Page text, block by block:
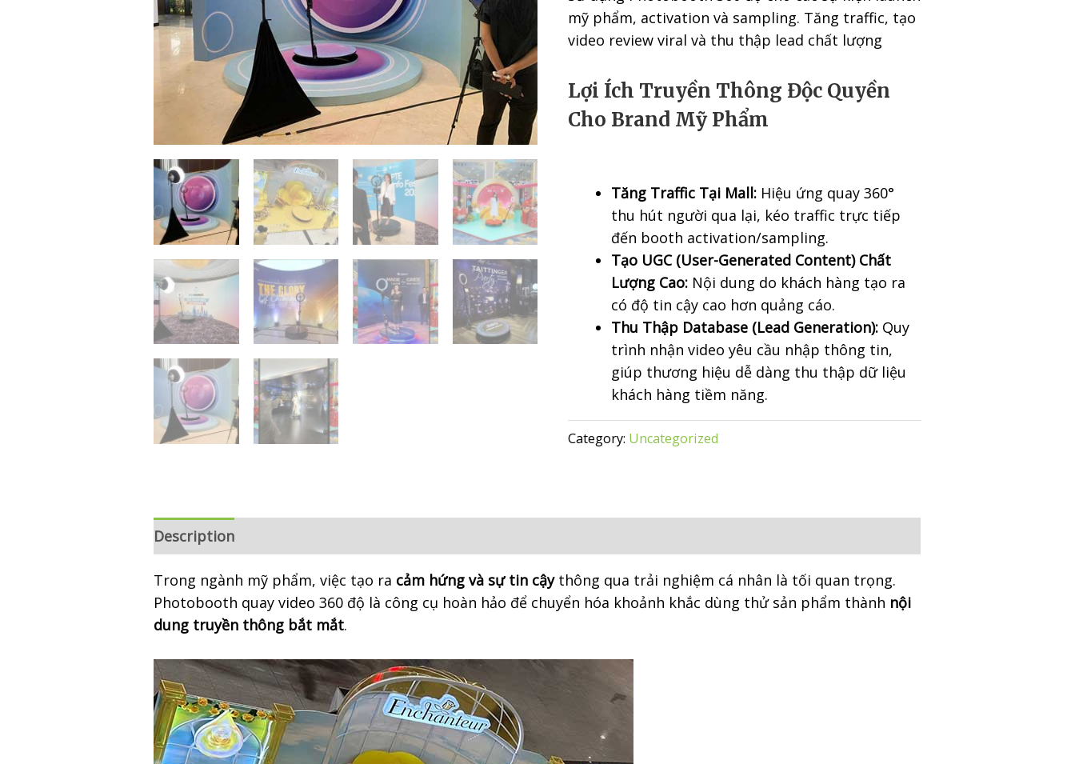
mỹ phẩm, activation và sampling. Tăng traffic, tạo
video review viral và thu thập lead chất lượng
Lợi Ích Truyền Thông Độc Quyền
Cho Brand Mỹ Phẩm
Tăng Traffic Tại Mall: Hiệu ứng quay 360°
thu hút người qua lại, kéo traffic trực tiếp
đến booth activation/sampling.
Tạo UGC (User-Generated Content) Chất
Lượng Cao: Nội dung do khách hàng tạo ra
có độ tin cậy cao hơn quảng cáo.
Thu Thập Database (Lead Generation): Quy
trình nhận video yêu cầu nhập thông tin,
giúp thương hiệu dễ dàng thu thập dữ liệu
khách hàng tiềm năng.
Category: Uncategorized
Description
Trong ngành mỹ phẩm, việc tạo ra cảm hứng và sự tin cậythông qua trải nghiệm cá nhân là tối quan trọng.
Photobooth quay video 360 độ là công cụ hoàn hảo để chuyển hóa khoảnh khắc dùng thử sản phẩm thành nội
dung truyền thông bắt mắt.